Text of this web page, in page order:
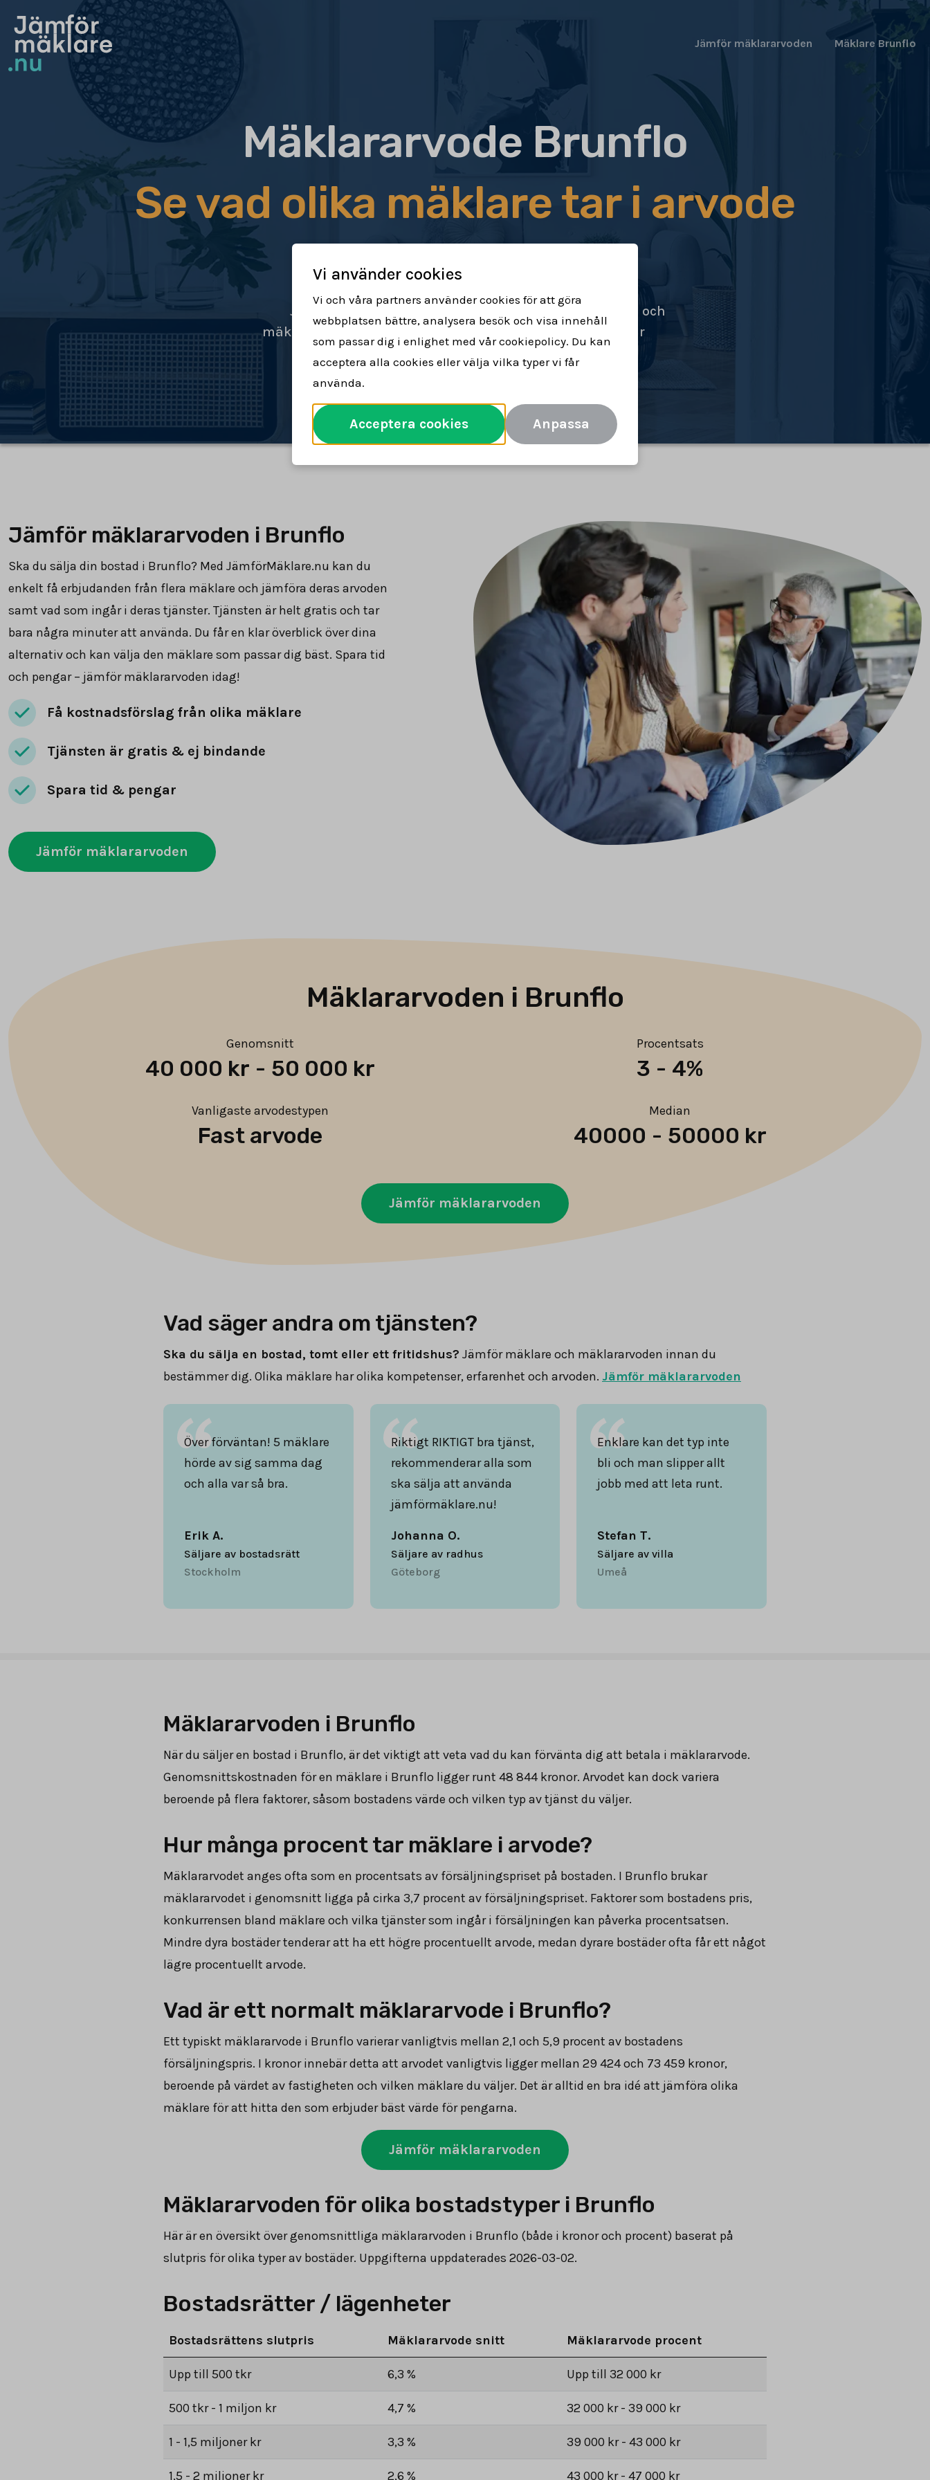
Jämför mäklararvoden Mäklare Brunflo
Mäklararvode Brunflo
Se vad olika mäklare tar i arvode
Jämför
mäklararvoden
Se vad mäklare tar för att sälja
din bostad
Spara tid och
pengar
Jämför mäklararvoden i Brunflo
Ska du sälja din bostad i Brunflo? Med JämförMäklare.nu kan du
enkelt få erbjudanden från flera mäklare och jämföra deras arvoden
samt vad som ingår i deras tjänster. Tjänsten är helt gratis och tar
bara några minuter att använda. Du får en klar överblick över dina
alternativ och kan välja den mäklare som passar dig bäst. Spara tid
och pengar – jämför mäklararvoden idag!
Få kostnadsförslag från olika mäklare
Tjänsten är gratis & ej bindande
Spara tid & pengar
Jämför mäklararvoden
Mäklararvoden i Brunflo
Genomsnitt
40 000 kr - 50 000 kr
Procentsats
3 - 4%
Vanligaste arvodestypen
Fast arvode
Median
40000 - 50000 kr
Jämför mäklararvoden
Vad säger andra om tjänsten?
Ska du sälja en bostad, tomt eller ett fritidshus? Jämför mäklare och mäklararvoden innan du
bestämmer dig. Olika mäklare har olika kompetenser, erfarenhet och arvoden. Jämför mäklararvoden
Över förväntan! 5 mäklare
hörde av sig samma dag
och alla var så bra.
Erik A.
Säljare av bostadsrätt
Stockholm
Riktigt RIKTIGT bra tjänst,
rekommenderar alla som
ska sälja att använda
jämförmäklare.nu!
Johanna O.
Säljare av radhus
Göteborg
Enklare kan det typ inte
bli och man slipper allt
jobb med att leta runt.
Stefan T.
Säljare av villa
Umeå
Mäklararvoden i Brunflo
När du säljer en bostad i Brunflo, är det viktigt att veta vad du kan förvänta dig att betala i mäklararvode.
Genomsnittskostnaden för en mäklare i Brunflo ligger runt 48 844 kronor. Arvodet kan dock variera
beroende på flera faktorer, såsom bostadens värde och vilken typ av tjänst du väljer.
Hur många procent tar mäklare i arvode?
Mäklararvodet anges ofta som en procentsats av försäljningspriset på bostaden. I Brunflo brukar
mäklararvodet i genomsnitt ligga på cirka 3,7 procent av försäljningspriset. Faktorer som bostadens pris,
konkurrensen bland mäklare och vilka tjänster som ingår i försäljningen kan påverka procentsatsen.
Mindre dyra bostäder tenderar att ha ett högre procentuellt arvode, medan dyrare bostäder ofta får ett något
lägre procentuellt arvode.
Vad är ett normalt mäklararvode i Brunflo?
Ett typiskt mäklararvode i Brunflo varierar vanligtvis mellan 2,1 och 5,9 procent av bostadens
försäljningspris. I kronor innebär detta att arvodet vanligtvis ligger mellan 29 424och 73 459 kronor,
beroende på värdet av fastigheten och vilken mäklare du väljer. Det är alltid en bra idé att jämföra olika
mäklare för att hitta den som erbjuder bäst värde för pengarna.
Jämför mäklararvoden
Mäklararvoden för olika bostadstyper i Brunflo
Här är en översikt över genomsnittliga mäklararvoden i Brunflo (både i kronor och procent) baserat på
slutpris för olika typer av bostäder. Uppgifterna uppdaterades 2026-03-02.
Bostadsrätter / lägenheter
Bostadsrättens slutpris Mäklararvode snitt Mäklararvode procent
Upp till 500 tkr 6,3 % Upp till 32 000 kr
500 tkr - 1 miljon kr 4,7 % 32 000 kr - 39 000 kr
1 - 1,5 miljoner kr 3,3 % 39 000 kr - 43 000 kr
1,5 - 2 miljoner kr 2,6 % 43 000 kr - 47 000 kr
Vi använder cookies
Vi och våra partners använder cookies för att göra
webbplatsen bättre, analysera besök och visa innehåll
som passar dig i enlighet med vår cookiepolicy. Du kan
acceptera alla cookies eller välja vilka typer vi får
använda.
Acceptera cookies Anpassa